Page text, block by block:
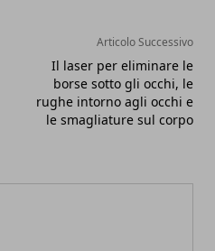
Articolo Successivo
Il laser per eliminare le
borse sotto gli occhi, le
rughe intorno agli occhi e
le smagliature sul corpo